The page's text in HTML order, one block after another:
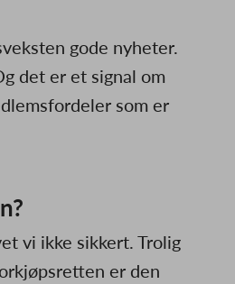
gode nyheter.
det er et signal om
som er
vi ikke sikkert. Trolig
er den